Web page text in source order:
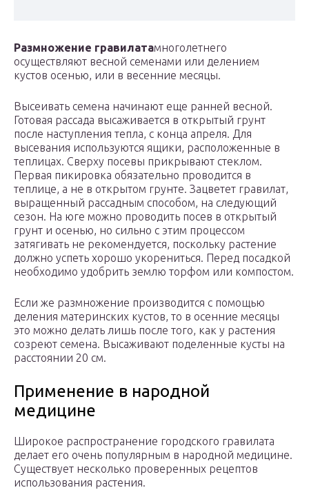
Размножение гравилатамноголетнего
осуществляют весной семенами или делением
кустов осенью, или в весенние месяцы.
Высеивать семена начинают еще ранней весной.
Готовая рассада высаживается в открытый грунт
после наступления тепла, с конца апреля. Для
высевания используются ящики, расположенные в
теплицах. Сверху посевы прикрывают стеклом.
Первая пикировка обязательно проводится в
теплице, а не в открытом грунте. Зацветет гравилат,
выращенный рассадным способом, на следующий
сезон. На юге можно проводить посев в открытый
грунт и осенью, но сильно с этим процессом
затягивать не рекомендуется, поскольку растение
должно успеть хорошо укорениться. Перед посадкой
необходимо удобрить землю торфом или компостом.
Если же размножение производится с помощью
деления материнских кустов, то в осенние месяцы
это можно делать лишь после того, как у растения
созреют семена. Высаживают поделенные кусты на
расстоянии 20 см.
Применение в народной
медицине
Широкое распространение городского гравилата
делает его очень популярным в народной медицине.
Существует несколько проверенных рецептов
использования растения.